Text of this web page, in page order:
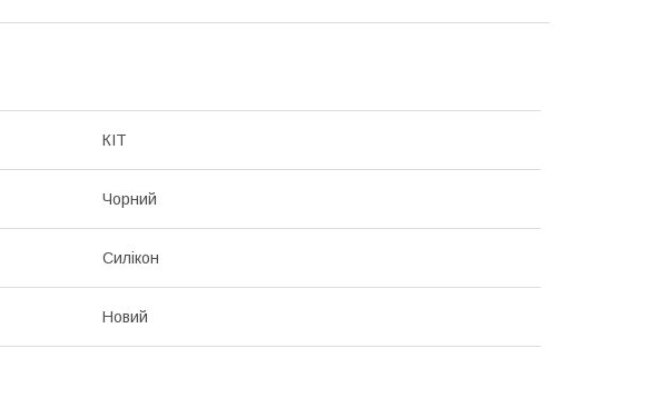
КІТ
Чорний
Силікон
Новий